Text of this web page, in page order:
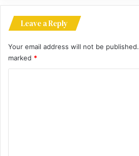
Leave a Reply
Your email address will not be published.
marked *